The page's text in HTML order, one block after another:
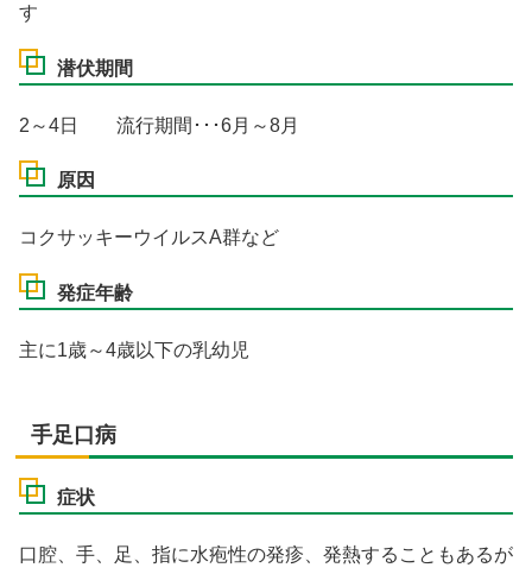
す
潜伏期間
2～4日 流行期間･･･6月～8月
原因
コクサッキーウイルスA群など
発症年齢
主に1歳～4歳以下の乳幼児
手足口病
症状
口腔、手、足、指に水疱性の発疹、発熱することもあるが